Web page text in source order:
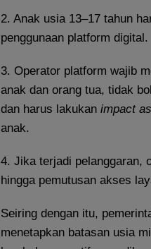
2. Anak usia 13–17 tahun
penggunaan platform digital.
3. Operator platform wajib
anak dan orang tua, tidak
dan harus lakukan impact
anak.
4. Jika terjadi pelanggaran,
hingga pemutusan akses
Seiring dengan itu,
menetapkan batasan usia